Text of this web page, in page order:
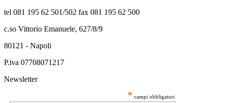
tel 081 195 62 501/502 fax 081 195 62 500
c.so Vittorio Emanuele, 627/8/9
80121 - Napoli
P.iva 07708071217
Newsletter
* campi obbligatori